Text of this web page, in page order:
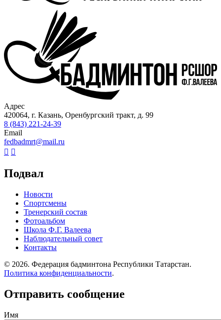
Адрес
420064, г. Казань, Оренбургский тракт, д. 99
8 (843) 221-24-39
Email
fedbadmrt@mail.ru
 
Подвал
Новости
Спортсмены
Тренерский состав
Фотоальбом
Школа Ф.Г. Валеева
Наблюдательный совет
Контакты
© 2026. Федерация бадминтона Республики Татарстан.
Политика конфиденциальности.
Отправить сообщение
Имя